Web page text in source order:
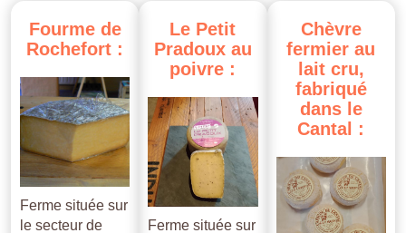
Fourme de
Rochefort :
Ferme située sur
le secteur de
Le Petit
Pradoux au
poivre :
Ferme située sur
Chèvre
fermier au
lait cru,
fabriqué
dans le
Cantal :